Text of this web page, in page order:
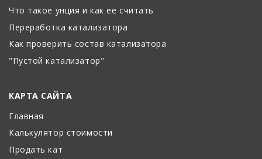
Что такое унция и как ее считать
Переработка катализатора
Как проверить состав катализатора
"Пустой катализатор"
КАРТА САЙТА
Главная
Калькулятор стоимости
Продать кат